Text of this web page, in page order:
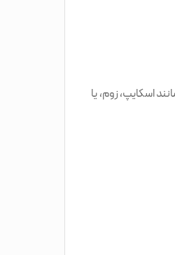
اسکایپ، زوم، یا